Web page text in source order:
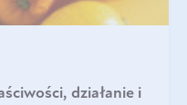
działanie i